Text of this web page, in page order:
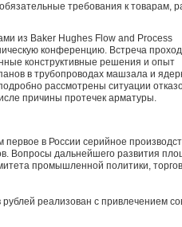
требования к товарам,
из Baker Hughes Flow and Process
конференцию. Встреча
конструктивные решения и опыт
в трубопроводах машзала и
рассмотрены ситуации
причины протечек арматуры.
в России серийное
Вопросы дальнейшего развития
промышленной политики,
реализован с привлечением